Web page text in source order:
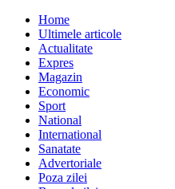
Home
Ultimele articole
Actualitate
Expres
Magazin
Economic
Sport
National
International
Sanatate
Advertoriale
Poza zilei